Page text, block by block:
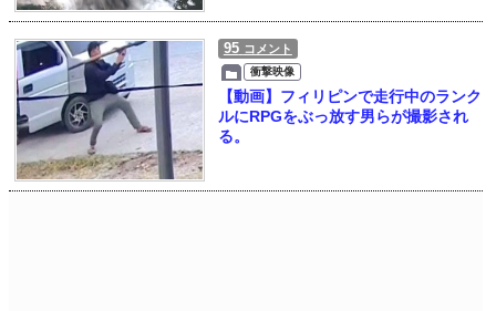
95 コメント
衝撃映像
【動画】フィリピンで走行中のランク
ルにRPGをぶっ放す男らが撮影され
る。